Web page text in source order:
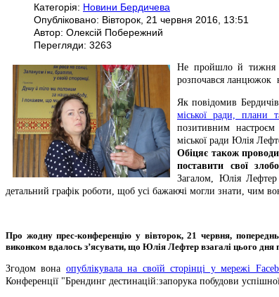
Категорія: Новини Бердичева
Опубліковано: Вівторок, 21 червня 2016, 13:51
Автор: Олексій Побережний
Перегляди: 3263
Не пройшло й тижня
розпочався ланцюжок
Як повідомив
міської ради, плани
позитивним настроєм
міської ради Юлія
Обіцяє також
поставити свої
Загалом, Юлія Лефтер
детальний графік роботи, щоб усі бажаючі могли знати, чим
Про жодну прес-конференцію у вівторок, 21 червня,
виконком вдалось з’ясувати, що Юлія Лефтер взагалі цього дня
Згодом вона опублікувала на своїй сторінці у мережі
Конференції "Брендинг дестинацій:запорука побудови